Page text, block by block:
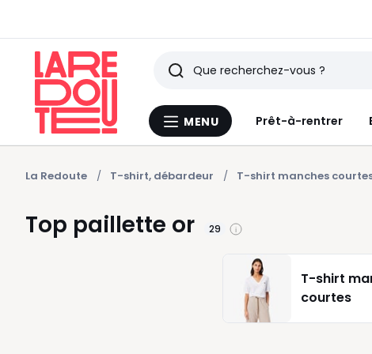
Menu
MENU Prêt-à-rentrer
Rechercher
Derniers
articles
vus
La Redoute T-shirt, débardeur T-shirt manches
Top paillette or 29
T-shirt
courtes